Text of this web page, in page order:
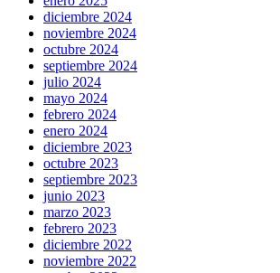
diciembre 2024
noviembre 2024
octubre 2024
septiembre 2024
julio 2024
mayo 2024
febrero 2024
enero 2024
diciembre 2023
octubre 2023
septiembre 2023
junio 2023
marzo 2023
febrero 2023
diciembre 2022
noviembre 2022